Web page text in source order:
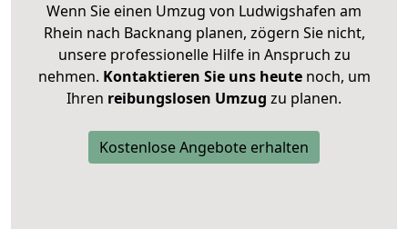
Wenn Sie einen Umzug von Ludwigshafen am
Rhein nach Backnang planen, zögern Sie nicht,
unsere professionelle Hilfe in Anspruch zu
nehmen. Kontaktieren Sie uns heutenoch, um
Ihren reibungslosen Umzug zu planen.
Kostenlose Angebote erhalten